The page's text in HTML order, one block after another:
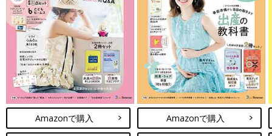
Amazonで購入 Amazonで購入